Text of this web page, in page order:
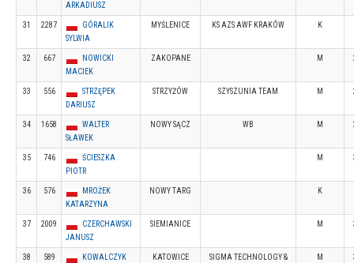
ARKADIUSZ
31 2287
GÓRALIK
SYLWIA
MYŚLENICE KS AZS AWF KRAKÓW K
32 667
NOWICKI
MACIEK
ZAKOPANE M
33 556
STRZĘPEK
DARIUSZ
STRZYŻÓW SZYSZUNIA TEAM M
34 1658
WALTER
SŁAWEK
NOWY SĄCZ WB M
35 746
ŚCIESZKA
PIOTR
M
36 576
MROŻEK
KATARZYNA
NOWY TARG K
37 2009
CZERCHAWSKI
JANUSZ
SIEMIANICE M
38 589
KOWALCZYK
KATOWICE
SIGMA TECHNOLOGY &
M